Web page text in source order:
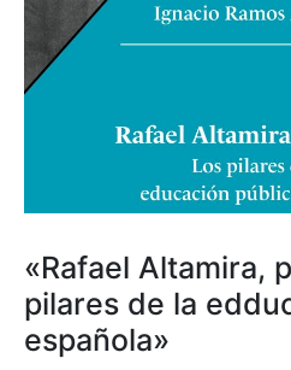
«Rafael Altamira,
pilares de la
española»